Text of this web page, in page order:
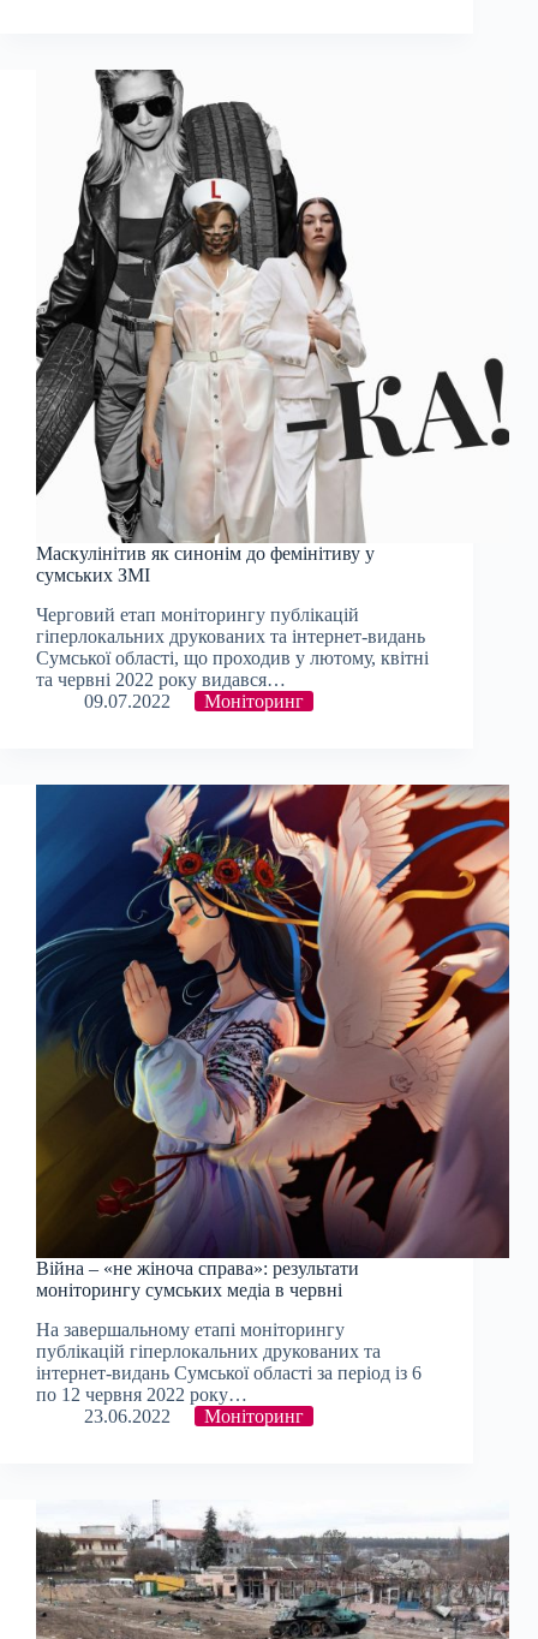
Маскулінітив як синонім до фемінітиву у
сумських ЗМІ
Черговий етап моніторингу публікацій
гіперлокальних друкованих та інтернет-видань
Сумської області, що проходив у лютому, квітні
та червні 2022 року видався…
09.07.2022
Моніторинг
Війна – «не жіноча справа»: результати
моніторингу сумських медіа в червні
На завершальному етапі моніторингу
публікацій гіперлокальних друкованих та
інтернет-видань Сумської області за період із 6
по 12 червня 2022 року…
23.06.2022
Моніторинг